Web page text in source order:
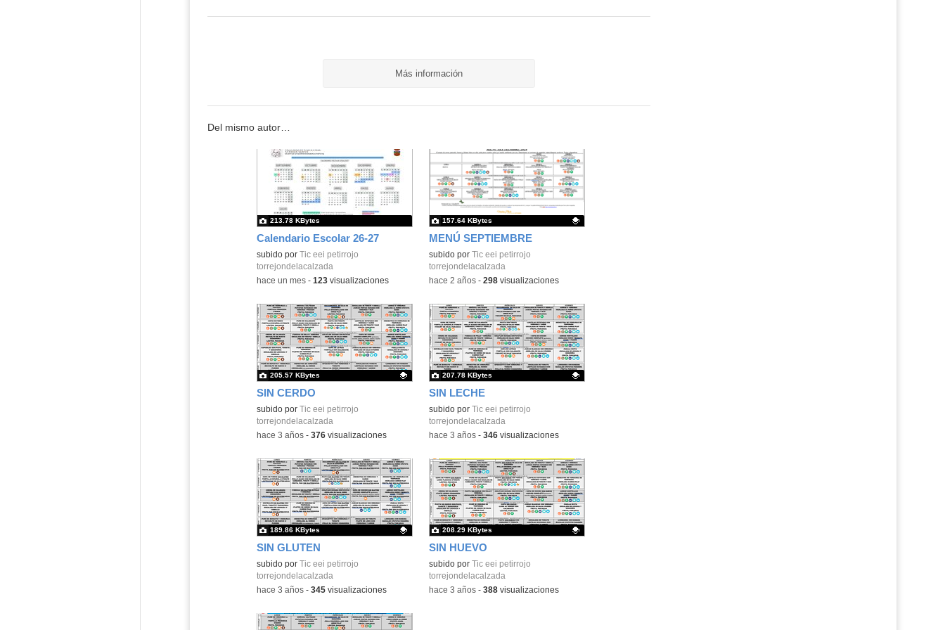
Más información
Del mismo autor…
Calendario Escolar 26-27
subido por Tic eei petirrojo
torrejondelacalzada
213.78 KBytes
-hace un mes- 123visualizaciones
MENÚ SEPTIEMBRE
Contenido educativo.
subido por Tic eei petirrojo
torrejondelacalzada
157.64 KBytes
-hace 2 años- 298visualizaciones
SIN CERDO
Contenido educativo.
subido por Tic eei petirrojo
torrejondelacalzada
205.57 KBytes
-hace 3 años- 376visualizaciones
SIN LECHE
Contenido educativo.
subido por Tic eei petirrojo
torrejondelacalzada
207.78 KBytes
-hace 3 años- 346visualizaciones
SIN GLUTEN
Contenido educativo.
subido por Tic eei petirrojo
torrejondelacalzada
189.86 KBytes
-hace 3 años- 345visualizaciones
SIN HUEVO
Contenido educativo.
subido por Tic eei petirrojo
torrejondelacalzada
208.29 KBytes
-hace 3 años- 388visualizaciones